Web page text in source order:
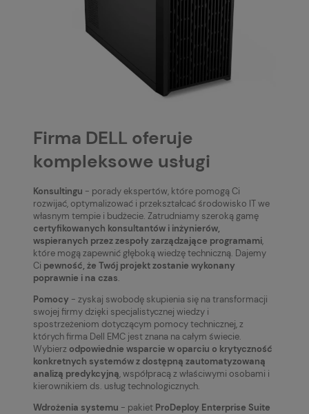
Firma DELL oferuje
kompleksowe usługi
Konsultingu - porady ekspertów, które pomogą Ci
rozwijać, optymalizować i przekształcać środowisko IT we
własnym tempie i budżecie. Zatrudniamy szeroką gamę
certyfikowanych konsultantów i inżynierów,
wspieranych przez zespoły zarządzające programami,
które mogą zapewnić głęboką wiedzę techniczną. Dajemy
Ci pewność, że Twój projekt zostanie wykonany
poprawnie i na czas.
Pomocy - zyskaj swobodę skupienia się na transformacji
swojej firmy dzięki specjalistycznej wiedzy i
spostrzeżeniom dotyczącym pomocy technicznej, z
których firma Dell EMC jest znana na całym świecie.
Wybierz odpowiednie wsparcie w oparciu o krytyczność
konkretnych systemów z dostępną zautomatyzowaną
analizą predykcyjną, współpracą z właściwymi osobami i
kierownikiem ds. usług technologicznych.
Wdrożenia systemu - pakiet ProDeploy Enterprise Suite